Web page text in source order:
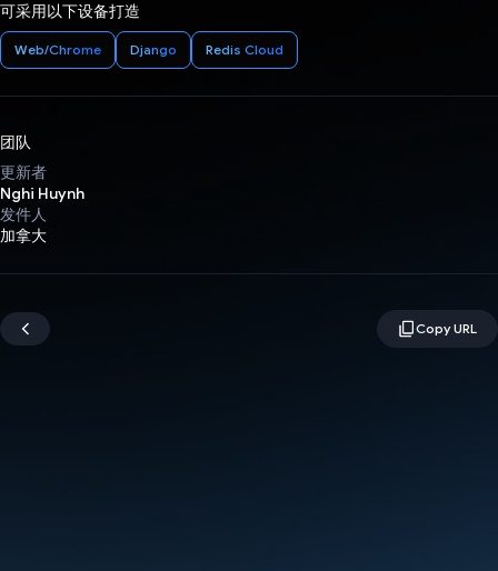
可采用以下设备打造
Web/Chrome Django Redis Cloud
团队
更新者
Nghi Huynh
发件人
加拿大